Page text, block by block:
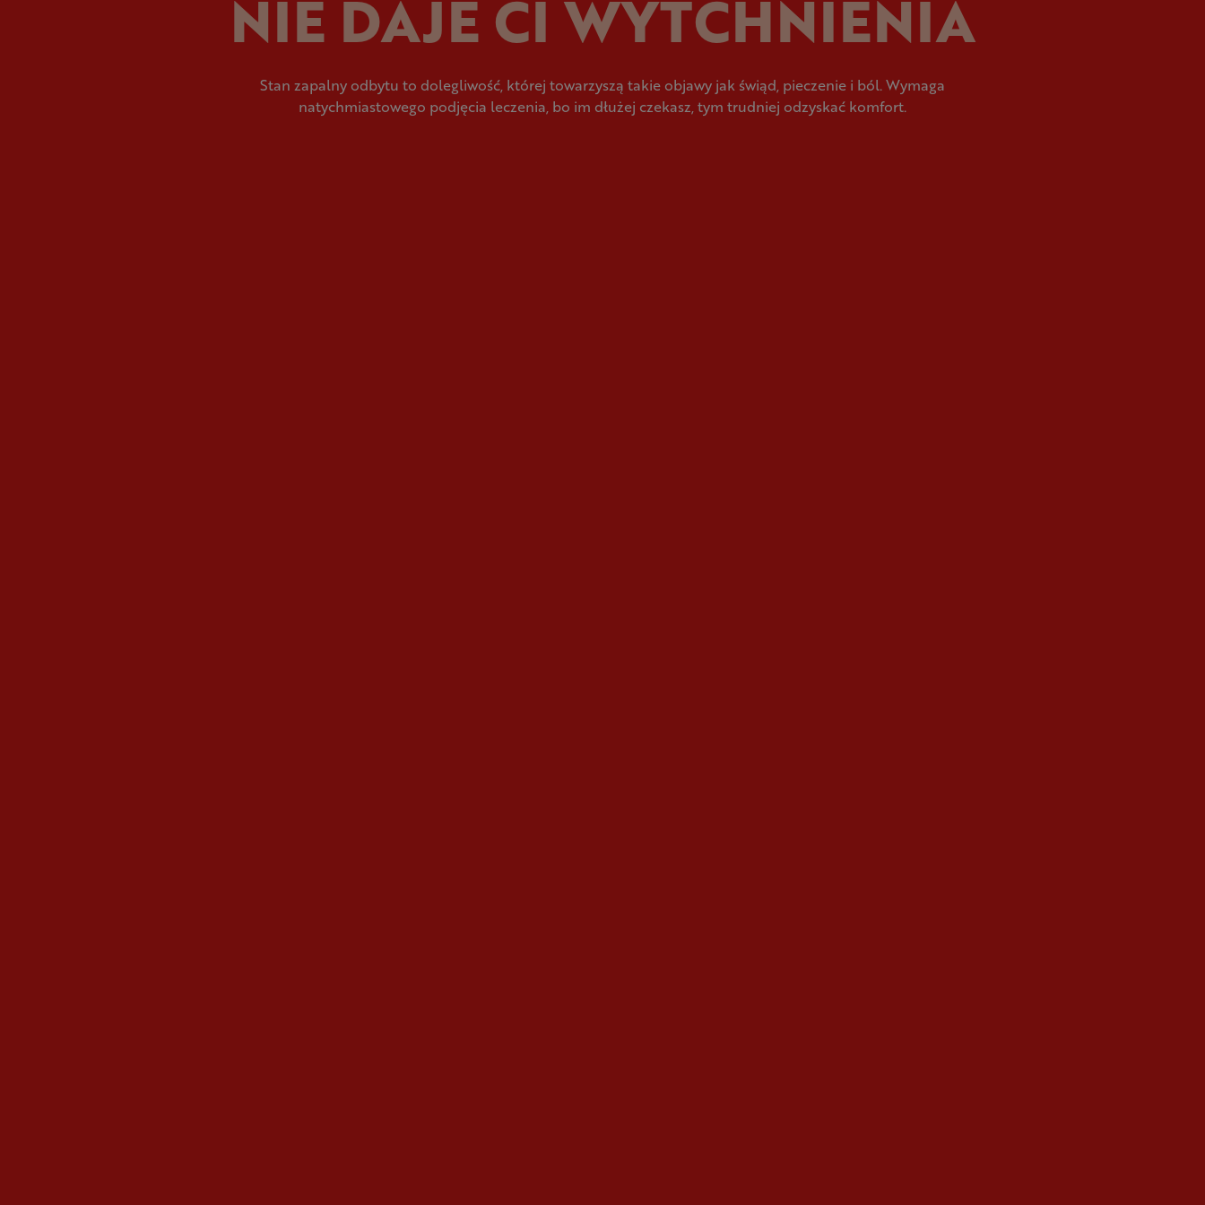
NIE DAJE CI WYTCHNIENIA
Stan zapalny odbytu to dolegliwość, której towarzyszą takie objawy jak świąd, pieczenie i ból. Wymaga
natychmiastowego podjęcia leczenia, bo im dłużej czekasz, tym trudniej odzyskać komfort.